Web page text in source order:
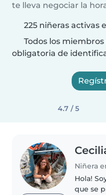
te lleva negociar la
225 niñeras activas
Todos los
obligatoria de
4.7 / 5
Niñera
Hola!
que se